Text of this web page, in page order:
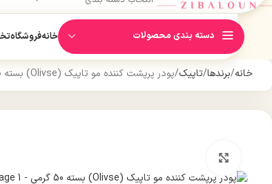
دسته بندی محصولات خانهفروشگاه
خانه برندها تاپیک پودر پرپشت کننده مو تاپیک (Olivse) بسته 50 گرمی